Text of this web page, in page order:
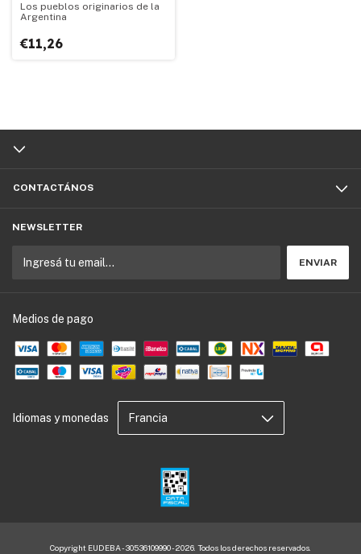
Los pueblos originarios de la
Argentina
€11,26
CONTACTÁNOS
NEWSLETTER
Medios de pago
Idiomas y monedas
Copyright EUDEBA - 30536109990 - 2026. Todos los derechos reservados.